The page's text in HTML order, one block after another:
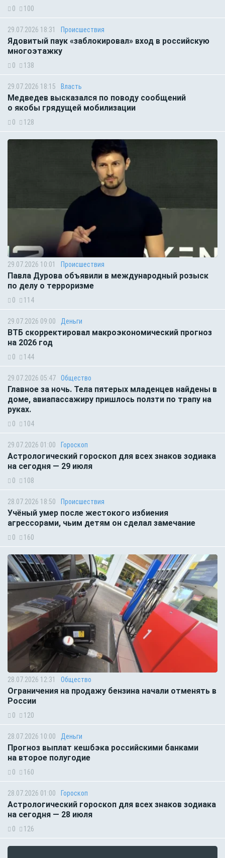
0 100
29.07.2026 18:31 Происшествия
Ядовитый паук «заблокировал» вход в российскую
многоэтажку
0 138
29.07.2026 18:15 Власть
Медведев высказался по поводу сообщений
о якобы грядущей мобилизации
0 128
29.07.2026 10:01 Происшествия
Павла Дурова объявили в международный розыск
по делу о терроризме
0 114
29.07.2026 09:00 Деньги
ВТБ скорректировал макроэкономический прогноз
на 2026 год
0 144
29.07.2026 05:47 Общество
Главное за ночь. Тела пятерых младенцев найдены в
доме, авиапассажиру пришлось ползти по трапу на
руках.
0 104
29.07.2026 01:00 Гороскоп
Астрологический гороскоп для всех знаков зодиака
на сегодня — 29 июля
0 108
28.07.2026 18:50 Происшествия
Учёный умер после жестокого избиения
агрессорами, чьим детям он сделал замечание
0 160
28.07.2026 12:31 Общество
Ограничения на продажу бензина начали отменять в
России
0 120
28.07.2026 10:00 Деньги
Прогноз выплат кешбэка российскими банками
на второе полугодие
0 160
28.07.2026 01:00 Гороскоп
Астрологический гороскоп для всех знаков зодиака
на сегодня — 28 июля
0 126